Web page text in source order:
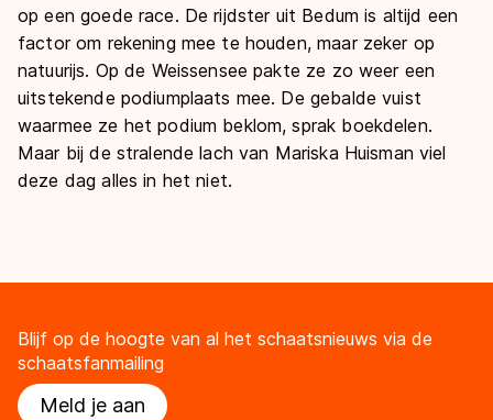
op een goede race. De rijdster uit Bedum is altijd een
factor om rekening mee te houden, maar zeker op
natuurijs. Op de Weissensee pakte ze zo weer een
uitstekende podiumplaats mee. De gebalde vuist
waarmee ze het podium beklom, sprak boekdelen.
Maar bij de stralende lach van Mariska Huisman viel
deze dag alles in het niet.
Blijf op de hoogte van al het schaatsnieuws via de
schaatsfanmailing
Meld je aan